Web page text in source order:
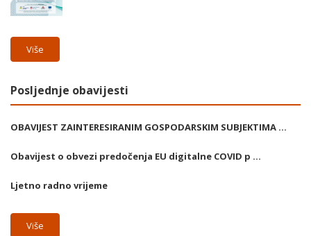
Više
Posljednje obavijesti
OBAVIJEST ZAINTERESIRANIM GOSPODARSKIM SUBJEKTIMA ...
Obavijest o obvezi predočenja EU digitalne COVID p ...
Ljetno radno vrijeme
Više